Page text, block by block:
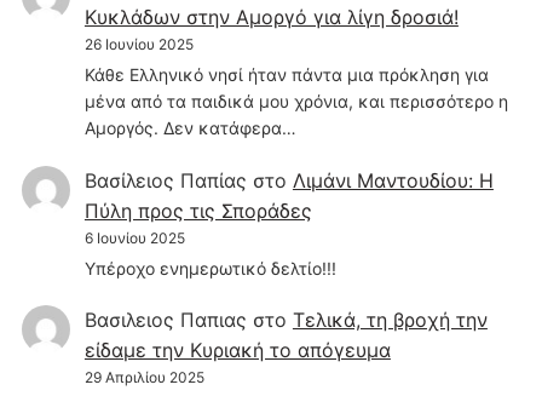
Κυκλάδων στην Αμοργό για λίγη δροσιά!
26 Ιουνίου 2025
Κάθε Ελληνικό νησί ήταν πάντα μια πρόκληση για
μένα από τα παιδικά μου χρόνια, και περισσότερο η
Αμοργός. Δεν κατάφερα…
Βασίλειος Παπίας στο Λιμάνι Μαντουδίου: Η
Πύλη προς τις Σποράδες
6 Ιουνίου 2025
Υπέροχο ενημερωτικό δελτίο!!!
Βασιλειος Παπιας στο Τελικά, τη βροχή την
είδαμε την Κυριακή το απόγευμα
29 Απριλίου 2025